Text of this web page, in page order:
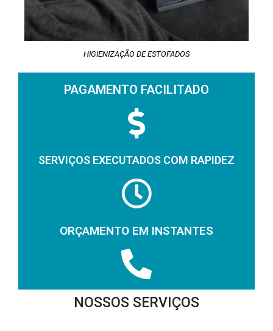
HIGIENIZAÇÃO DE ESTOFADOS
PAGAMENTO FACILITADO
SERVIÇOS EXECUTADOS COM RAPIDEZ
ORÇAMENTO EM INSTANTES
NOSSOS SERVIÇOS